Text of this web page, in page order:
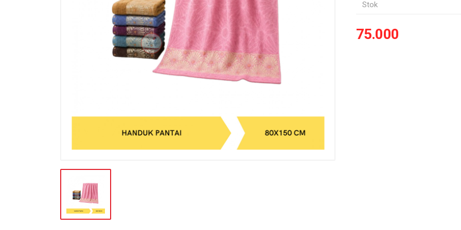
BATERAI & GAS
FURNITURE
KEBUTUHAN HOTEL-RESTO
KEBUTUHAN KOKI
Stok
75.000